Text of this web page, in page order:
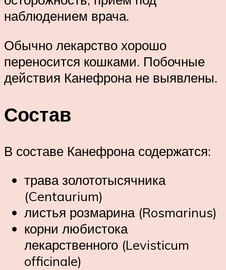
наблюдением врача.
Обычно лекарство хорошо
переносится кошками. Побочные
действия Канефрона не выявлены.
Состав
В составе Канефрона содержатся:
трава золототысячника
(Centaurium)
листья розмарина (Rosmarinus)
корни любистока
лекарственного (Levisticum
officinale)